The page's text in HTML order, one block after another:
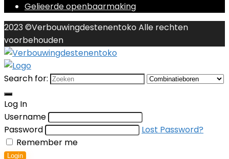
Gelieerde openbaarmaking
2023 ©Verbouwingdestenentoko Alle rechten
voorbehouden
Search for:
Log In
Username
Password
Lost Password?
Remember me
Login